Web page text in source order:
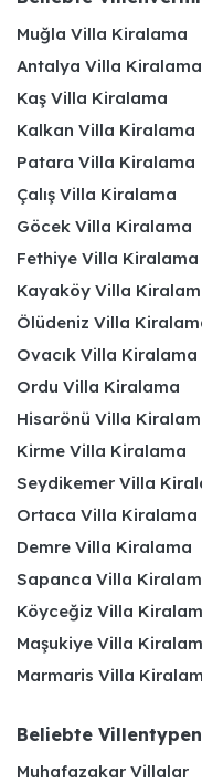
Muğla Villa Kiralama
Antalya Villa Kiralama
Kaş Villa Kiralama
Kalkan Villa Kiralama
Patara Villa Kiralama
Çalış Villa Kiralama
Göcek Villa Kiralama
Fethiye Villa Kiralama
Kayaköy Villa
Ölüdeniz Villa
Ovacık Villa Kiralama
Ordu Villa Kiralama
Hisarönü Villa
Kirme Villa Kiralama
Seydikemer Villa
Ortaca Villa Kiralama
Demre Villa Kiralama
Sapanca Villa
Köyceğiz Villa
Maşukiye Villa
Marmaris Villa
Beliebte Villentypen
Muhafazakar Villalar